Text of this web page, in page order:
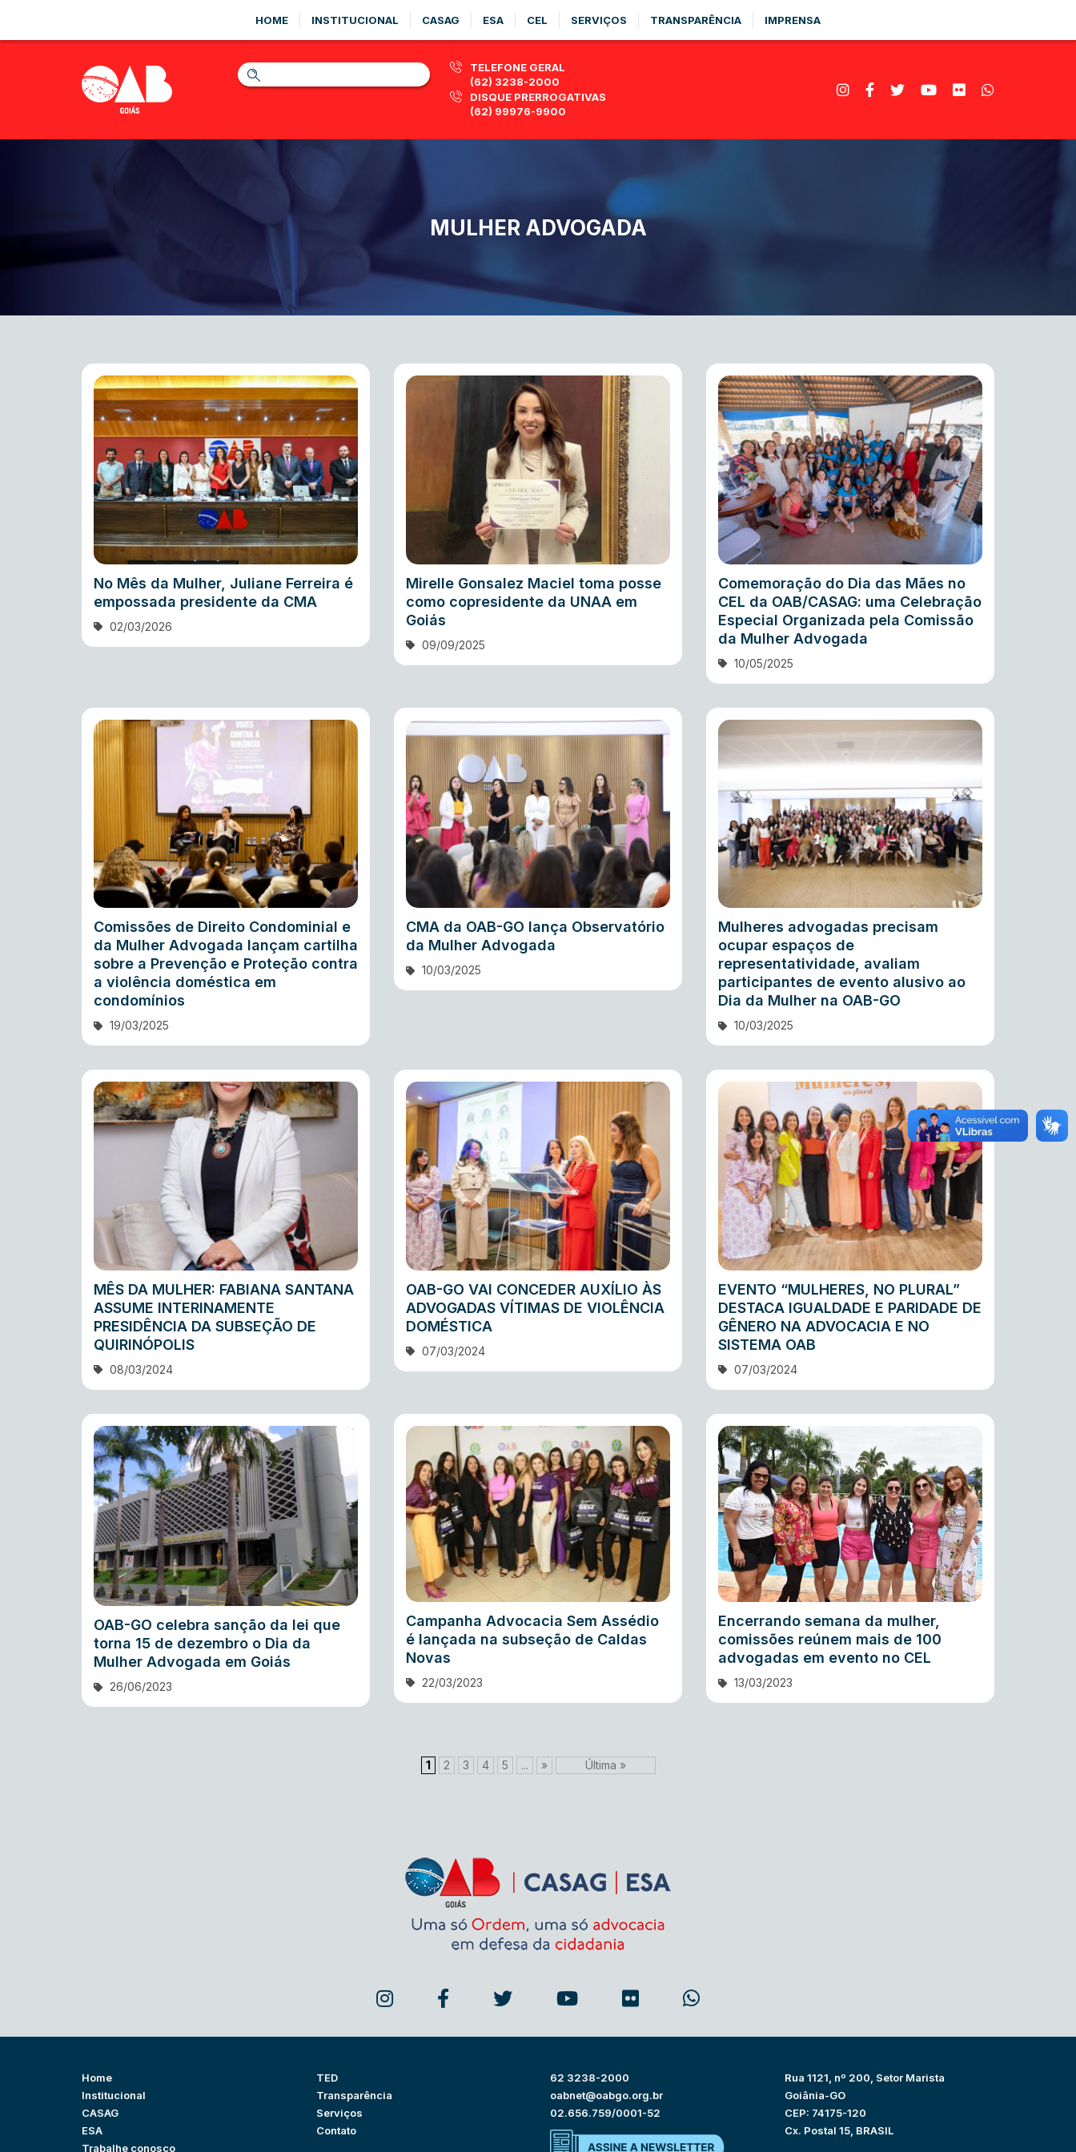
HOME INSTITUCIONAL CASAG ESA CEL SERVIÇOS TRANSPARÊNCIA IMPRENSA
TELEFONE GERAL
(62) 3238-2000
DISQUE PRERROGATIVAS
(62) 99976-9900
MULHER ADVOGADA
No Mês da Mulher, Juliane Ferreira é
empossada presidente da CMA
02/03/2026
Mirelle Gonsalez Maciel toma posse
como copresidente da UNAA em
Goiás
09/09/2025
Comemoração do Dia das Mães no
CEL da OAB/CASAG: uma Celebração
Especial Organizada pela Comissão
da Mulher Advogada
10/05/2025
Comissões de Direito Condominial e
da Mulher Advogada lançam cartilha
sobre a Prevenção e Proteção contra
a violência doméstica em
condomínios
19/03/2025
CMA da OAB-GO lança Observatório
da Mulher Advogada
10/03/2025
Mulheres advogadas precisam
ocupar espaços de
representatividade, avaliam
participantes de evento alusivo ao
Dia da Mulher na OAB-GO
10/03/2025
MÊS DA MULHER: FABIANA SANTANA
ASSUME INTERINAMENTE
PRESIDÊNCIA DA SUBSEÇÃO DE
QUIRINÓPOLIS
08/03/2024
OAB-GO VAI CONCEDER AUXÍLIO ÀS
ADVOGADAS VÍTIMAS DE VIOLÊNCIA
DOMÉSTICA
07/03/2024
EVENTO “MULHERES, NO PLURAL”
DESTACA IGUALDADE E PARIDADE DE
GÊNERO NA ADVOCACIA E NO
SISTEMA OAB
07/03/2024
OAB-GO celebra sanção da lei que
torna 15 de dezembro o Dia da
Mulher Advogada em Goiás
26/06/2023
Campanha Advocacia Sem Assédio
é lançada na subseção de Caldas
Novas
22/03/2023
Encerrando semana da mulher,
comissões reúnem mais de 100
advogadas em evento no CEL
13/03/2023
1 2 3 4 5 ... » Última »
Home
Institucional
CASAG
ESA
Trabalhe conosco
TED
Transparência
Serviços
Contato
62 3238-2000
oabnet@oabgo.org.br
02.656.759/0001-52
Rua 1121, nº 200, Setor Marista
Goiânia-GO
CEP: 74175-120
Cx. Postal 15, BRASIL